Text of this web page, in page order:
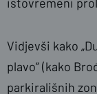
Vidjevši kako
plavo” (kako
parkirališnih